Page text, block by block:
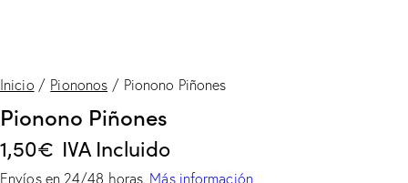
Inicio Piononos Pionono Piñones
Pionono Piñones
1,50€ IVA Incluido
Envíos en 24/48 horas. Más información